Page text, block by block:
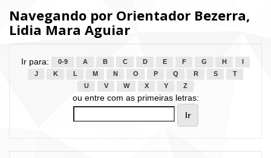
Navegando por Orientador Bezerra,
Lidia Mara Aguiar
Ir para: 0-9 A B C D E F G H
J
K L M N O P Q R S
T
U
V W X Y Z
ou entre com as primeiras letras: